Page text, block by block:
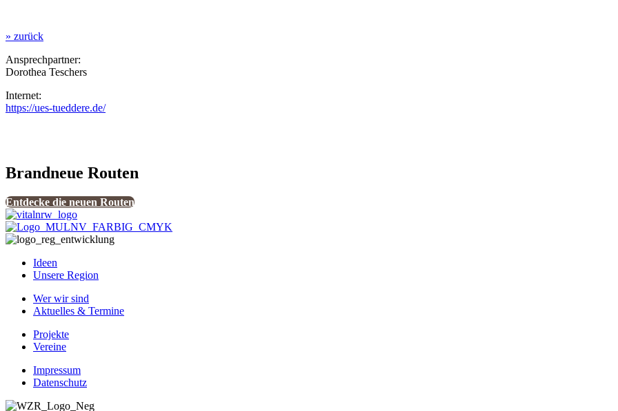
» zurück
Ansprechpartner:
Dorothea Teschers
Internet:
https://ues-tueddere.de/
Brandneue Routen
Entdecke die neuen Routen
Ideen
Unsere Region
Wer wir sind
Aktuelles & Termine
Projekte
Vereine
Impressum
Datenschutz